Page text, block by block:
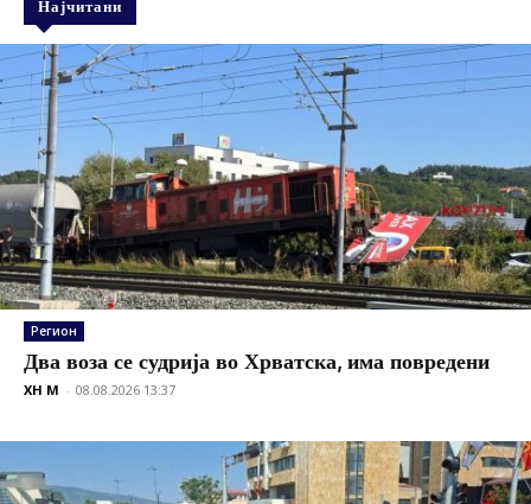
Најчитани
Регион
Два воза се судрија во Хрватска, има повредени
XH M - 08.08.2026 13:37